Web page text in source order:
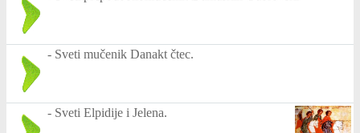
- Sveti mučenik Danakt čtec.
- Sveti Elpidije i Jelena.